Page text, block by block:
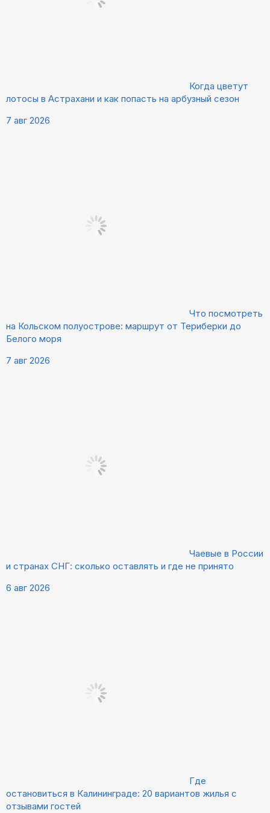
Когда цветут
лотосы в Астрахани и как попасть на арбузный сезон
7 авг 2026
Что посмотреть
на Кольском полуострове: маршрут от Териберки до
Белого моря
7 авг 2026
Чаевые в России
и странах СНГ: сколько оставлять и где не принято
6 авг 2026
Где
остановиться в Калининграде: 20 вариантов жилья с
отзывами гостей